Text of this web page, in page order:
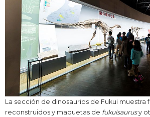
La sección de dinosaurios de Fukui muestra
reconstruidos y maquetas de fukuisaurusy